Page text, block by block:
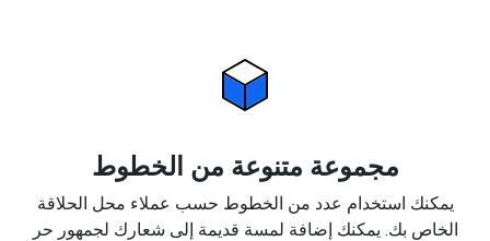
مجموعة متنوعة من الخطوط
يمكنك استخدام عدد من الخطوط حسب عملاء محل الحلاقة
الخاص بك. يمكنك إضافة لمسة قديمة إلى شعارك لجمهور حر